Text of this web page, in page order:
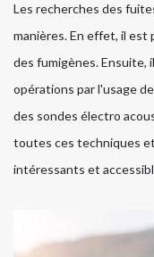
Les recherches des
manières. En effet, il est
des fumigènes. Ensuite,
opérations par l'usage
des sondes électro
toutes ces techniques
intéressants et